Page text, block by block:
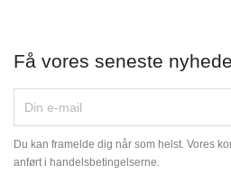
Få vores seneste
Du kan framelde dig når som helst. Vores
anført i handelsbetingelserne.